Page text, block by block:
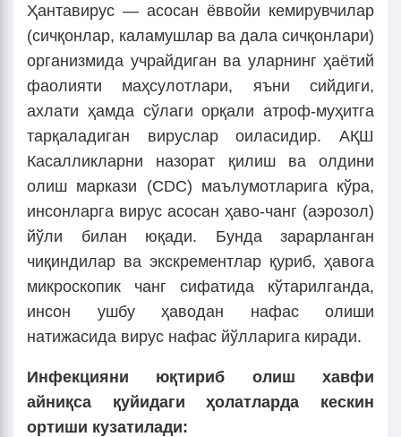
Ҳантавирус — асосан ёввойи кемирувчилар
(сичқонлар, каламушлар ва дала сичқонлари)
организмида учрайдиган ва уларнинг ҳаётий
фаолияти маҳсулотлари, яъни сийдиги,
ахлати ҳамда сўлаги орқали атроф-муҳитга
тарқаладиган вируслар оиласидир. АҚШ
Касалликларни назорат қилиш ва олдини
олиш маркази (CDC) маълумотларига кўра,
инсонларга вирус асосан ҳаво-чанг (аэрозол)
йўли билан юқади. Бунда зарарланган
чиқиндилар ва экскрементлар қуриб, ҳавога
микроскопик чанг сифатида кўтарилганда,
инсон ушбу ҳаводан нафас олиши
натижасида вирус нафас йўлларига киради.
Инфекцияни юқтириб олиш хавфи
айниқса қуйидаги ҳолатларда кескин
ортиши кузатилади: